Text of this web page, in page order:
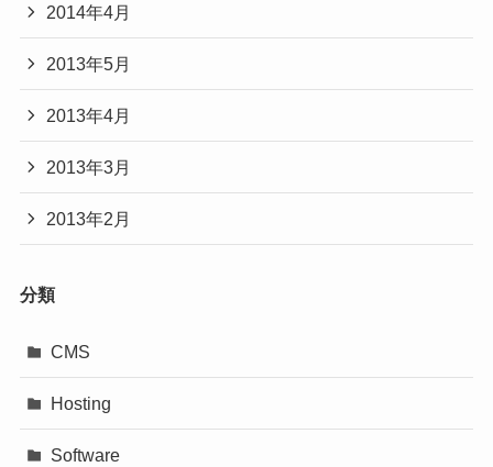
2014年4月
2013年5月
2013年4月
2013年3月
2013年2月
分類
CMS
Hosting
Software